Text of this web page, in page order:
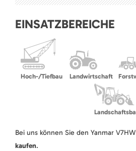
EINSATZBEREICHE
Hoch-/Tiefbau Landwirtschaft
Bei uns können Sie den Yanmar
kaufen.